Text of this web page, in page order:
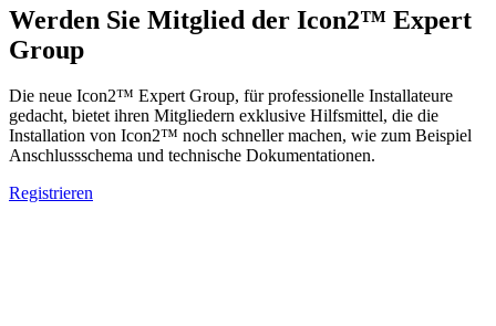
Werden Sie Mitglied der Icon2™ Expert
Group
Die neue Icon2™ Expert Group, für professionelle Installateure
gedacht, bietet ihren Mitgliedern exklusive Hilfsmittel, die die
Installation von Icon2™ noch schneller machen, wie zum Beispiel
Anschlussschema und technische Dokumentationen.
Registrieren